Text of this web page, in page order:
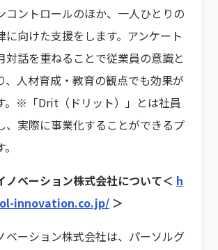
コントロールのほか、一人ひとりの
に向けた支援をします。アンケート
対話を重ねることで従業員の意識と
、人材育成・教育の観点でも効果が
。※「Drit（ドリット）」とは社員
、実際に事業化することができるプ
ベーション株式会社について＜ h
innovation.co.jp/ ＞
ベーション株式会社は、パーソルグ